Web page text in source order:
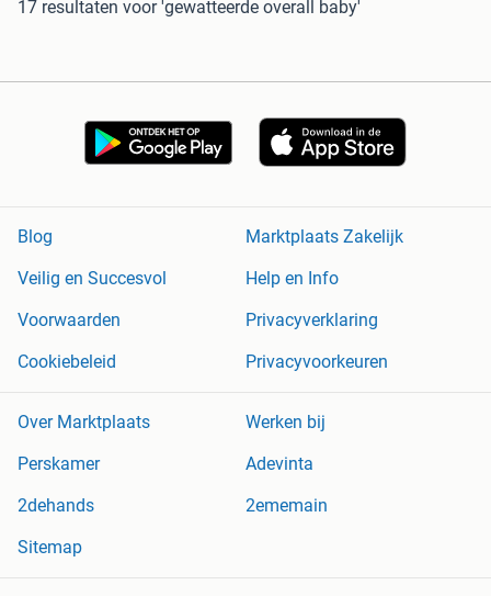
17 resultaten voor 'gewatteerde overall baby'
Blog
Marktplaats Zakelijk
Veilig en Succesvol
Help en Info
Voorwaarden
Privacyverklaring
Cookiebeleid
Privacyvoorkeuren
Over Marktplaats
Werken bij
Perskamer
Adevinta
2dehands
2ememain
Sitemap